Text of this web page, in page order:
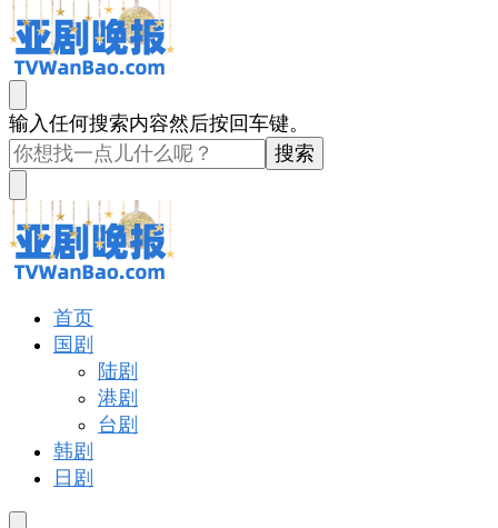
亚剧晚报
戏里戏外看亚洲
找
什
么
东
西
吗?
输入任何搜索内容然后按回车键。
亚剧晚报
戏里戏外看亚洲
首页
国剧
陆剧
港剧
台剧
韩剧
日剧